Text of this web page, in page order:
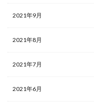
2021年9月
2021年8月
2021年7月
2021年6月